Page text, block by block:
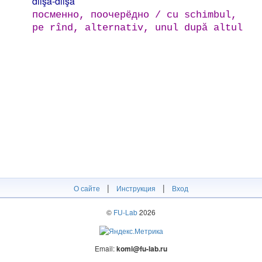
посменно, поочерёдно / cu schimbul,
pe rînd, alternativ, unul după altul
О сайте | Инструкция | Вход
© FU-Lab2026
Email:komi@fu-lab.ru